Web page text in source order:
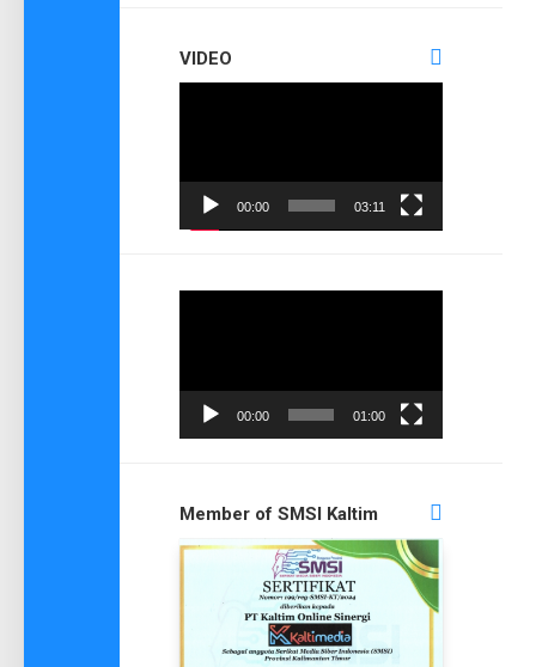
VIDEO
00:00 03:11
00:00 01:00
Member of SMSI Kaltim